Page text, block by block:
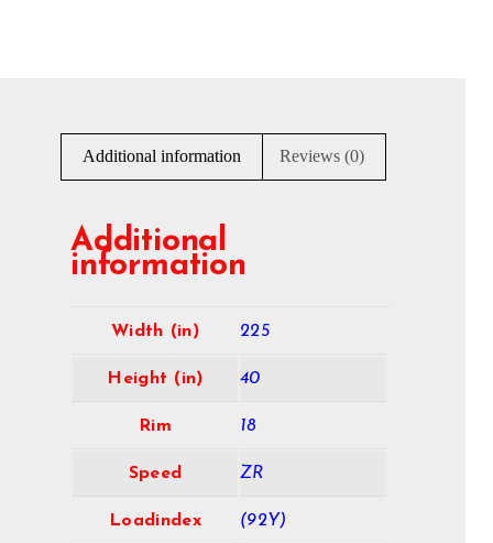
Additional information Reviews (0)
Additional
information
Width (in) 225
Height (in) 40
Rim 18
Speed ZR
Loadindex (92Y)